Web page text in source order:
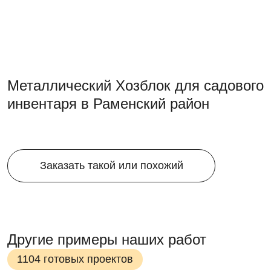
Металлический Хозблок для садового
инвентаря в Раменский район
Заказать такой или похожий
Другие примеры наших работ
1104 готовых проектов